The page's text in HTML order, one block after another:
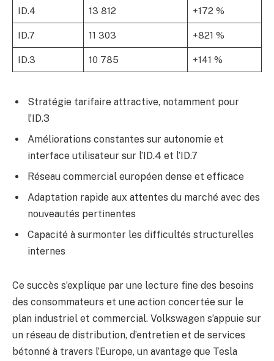
ID.4 13 812 +172 %
ID.7 11 303 +821 %
ID.3 10 785 +141 %
Stratégie tarifaire attractive, notamment pour
l’ID.3
Améliorations constantes sur autonomie et
interface utilisateur sur l’ID.4 et l’ID.7
Réseau commercial européen dense et efficace
Adaptation rapide aux attentes du marché avec des
nouveautés pertinentes
Capacité à surmonter les difficultés structurelles
internes
Ce succès s’explique par une lecture fine des besoins
des consommateurs et une action concertée sur le
plan industriel et commercial. Volkswagen s’appuie sur
un réseau de distribution, d’entretien et de services
bétonné à travers l’Europe, un avantage que Tesla